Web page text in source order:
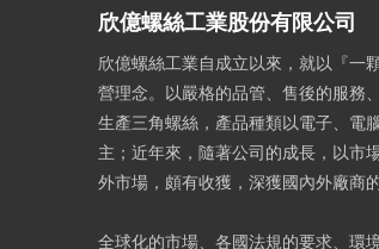
欣億螺絲工業股份有限公司
欣億螺絲工業自成立以來，就以『一
營理念。以嚴格的品管、售後的服務
生產三角螺絲，產品種類以電子、電
主；近年來，隨著公司的成長，以市
外市場，頗有收獲，深獲國內外廠商的
全球化的市場、各國法規的要求、環